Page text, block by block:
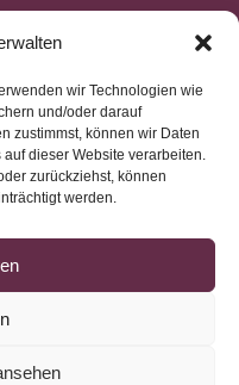
wir Technologien wie
und/oder darauf
zustimmst, können wir Daten
dieser Website verarbeiten.
zurückziehst, können
werden.